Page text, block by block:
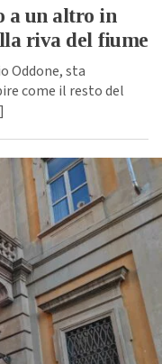
a un altro in
riva del fiume
Oddone, sta
come il resto del
]